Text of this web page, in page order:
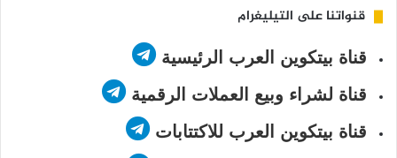
قنواتنا على التيليغرام
قناة بيتكوين العرب الرئيسية
قناة لشراء وبيع العملات الرقمية
قناة بيتكوين العرب للاكتتابات